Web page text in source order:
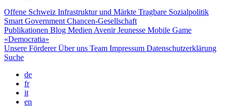
Offene Schweiz Infrastruktur und Märkte Tragbare Sozialpolitik
Smart Government Chancen-Gesellschaft
Publikationen Blog Medien Avenir Jeunesse Mobile Game
«Democratia»
Unsere FördererÜber uns Team Impressum Datenschutzerklärung
Suche
de
fr
it
en